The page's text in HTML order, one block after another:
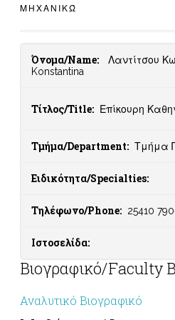
ΜΗΧΑΝΙΚΏ
Όνομα/Name:
Λαντίτσου
Konstantina
Τίτλος/Title: Επίκουρη
Τμήμα/Department: Τμήμα
Ειδικότητα/Specialties:
Τηλέφωνο/Phone: 25410
Ιστοσελίδα:
Βιογραφικό/Faculty
Αναλυτικό Βιογραφικό